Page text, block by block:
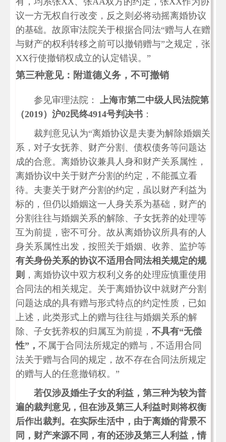
议一方无权自行改变，反之则必将动摇离婚协议
的基础。故原审法院关于根据合同法“赠与人在赠
与财产的权利转移之前可以撤销赠与”之规定，张
XX行使撤销权成立的认定错误。”
第三种意见：附道德义务，不可撤销
参见审理法院： 上海市第二中级人民法院第
（2019）沪02民终4914号判决书 ：
裁判意见认为“离婚协议是夫妻为解除婚姻关
系，对子女抚养、财产分割、债权债务等问题达
成的合意。离婚协议兼具人身和财产关系属性，
离婚协议中关于财产分割的约定，不能孤立看
待。夫妻关于财产分割的约定，虽以财产利益为
标的，但仍以婚姻这一人身关系为基础，财产的
分割往往与婚姻关系的解除、子女抚养的处理等
互为前提，密不可分。故从离婚协议所具有的人
身关系属性出发，按照关于婚姻、收养、监护等
有关身份关系的协议不适用合同法相关规定的规
则 ，离婚协议中双方权利义务的处理应慎重使用
合同法的相关规定。关于离婚协议中就财产分割
问题达成的具有赠与形式特点的约定性质，已如
上述，此类形式上的赠与往往与婚姻关系的解
除、子女抚养权的归属互为前提， 不具有“无偿
性”， 不属于合同法所规定的赠与，不适用合同
法关于赠与合同的规定，故不存在合同法所规定
的赠与人的任意撤销权。”
若仅涉及婚生子女的利益，第三种为较为普
遍的裁判意见，但在涉及第三人利益时则将权衡
后作出裁判。在实际生活中，由于离婚的背景不
同，财产来源不同，有的还涉及第三人利益，情